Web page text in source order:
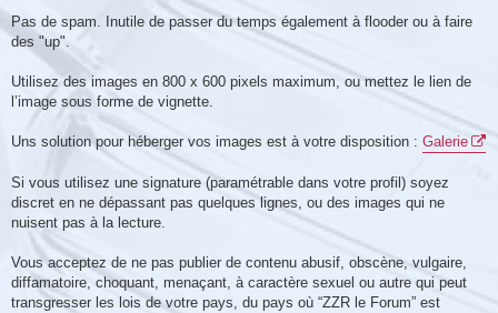
Pas de spam. Inutile de passer du temps également à flooder ou à faire
des "up".
Utilisez des images en 800 x 600 pixels maximum, ou mettez le lien de
l’image sous forme de vignette.
Uns solution pour héberger vos images est à votre disposition : Galerie
Si vous utilisez une signature (paramétrable dans votre profil) soyez
discret en ne dépassant pas quelques lignes, ou des images qui ne
nuisent pas à la lecture.
Vous acceptez de ne pas publier de contenu abusif, obscène, vulgaire,
diffamatoire, choquant, menaçant, à caractère sexuel ou autre qui peut
transgresser les lois de votre pays, du pays où “ZZR le Forum” est